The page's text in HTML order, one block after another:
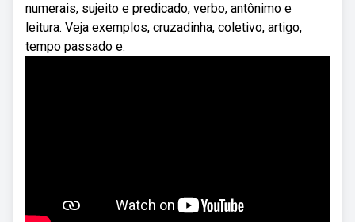
numerais, sujeito e predicado, verbo, antônimo e
leitura. Veja exemplos, cruzadinha, coletivo, artigo,
tempo passado e.